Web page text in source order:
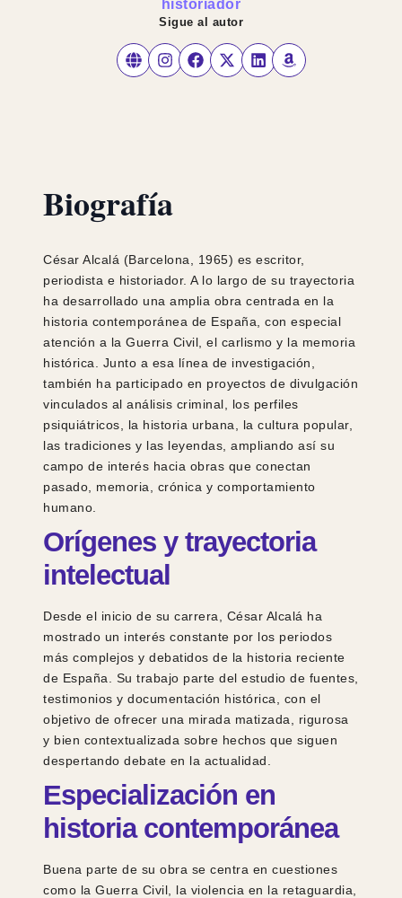
historiador
Sigue al autor
Biografía
César Alcalá (Barcelona, 1965) es escritor,
periodista e historiador. A lo largo de su trayectoria
ha desarrollado una amplia obra centrada en la
historia contemporánea de España, con especial
atención a la Guerra Civil, el carlismo y la memoria
histórica. Junto a esa línea de investigación,
también ha participado en proyectos de divulgación
vinculados al análisis criminal, los perfiles
psiquiátricos, la historia urbana, la cultura popular,
las tradiciones y las leyendas, ampliando así su
campo de interés hacia obras que conectan
pasado, memoria, crónica y comportamiento
humano.
Orígenes y trayectoria
intelectual
Desde el inicio de su carrera, César Alcalá ha
mostrado un interés constante por los periodos
más complejos y debatidos de la historia reciente
de España. Su trabajo parte del estudio de fuentes,
testimonios y documentación histórica, con el
objetivo de ofrecer una mirada matizada, rigurosa
y bien contextualizada sobre hechos que siguen
despertando debate en la actualidad.
Especialización en
historia contemporánea
Buena parte de su obra se centra en cuestiones
como la Guerra Civil, la violencia en la retaguardia,